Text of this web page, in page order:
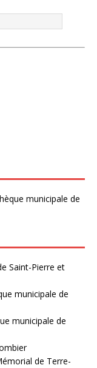
municipale de
Saint-Pierre et
municipale de
municipale de
de Terre-